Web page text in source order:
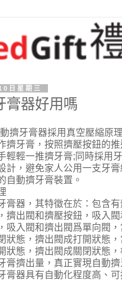
日星期三
膏器好用嗎
擠牙膏器採用真空壓縮原
擠牙膏，按照擠壓按鈕的
輕輕一推擠牙膏;同時採用
計，避免家人公用一支牙
自動擠牙膏裝置。
器，其特徵在於：包含有
擠出閥和擠壓按鈕，吸入
吸入閥和擠出閥爲單向閥，
狀態，擠出閥成打開狀態，
狀態，擠出閥成關閉狀態
膏擠出量，真正實現自動
膏器具有自動化程度高、